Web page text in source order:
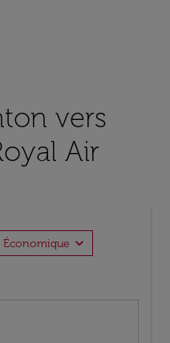
vers
Air
Économique expand_more